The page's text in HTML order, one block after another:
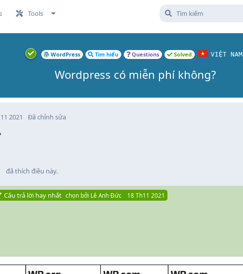
Tools
WordPress Tìm hiểu Questions Solved VIỆT NAM
Wordpress có miễn phí không?
2021 Đã chỉnh sửa
đã thích điều này.
Câu trả lời hay nhất chọn bởi Lê Anh Đức 18 Th11 2021